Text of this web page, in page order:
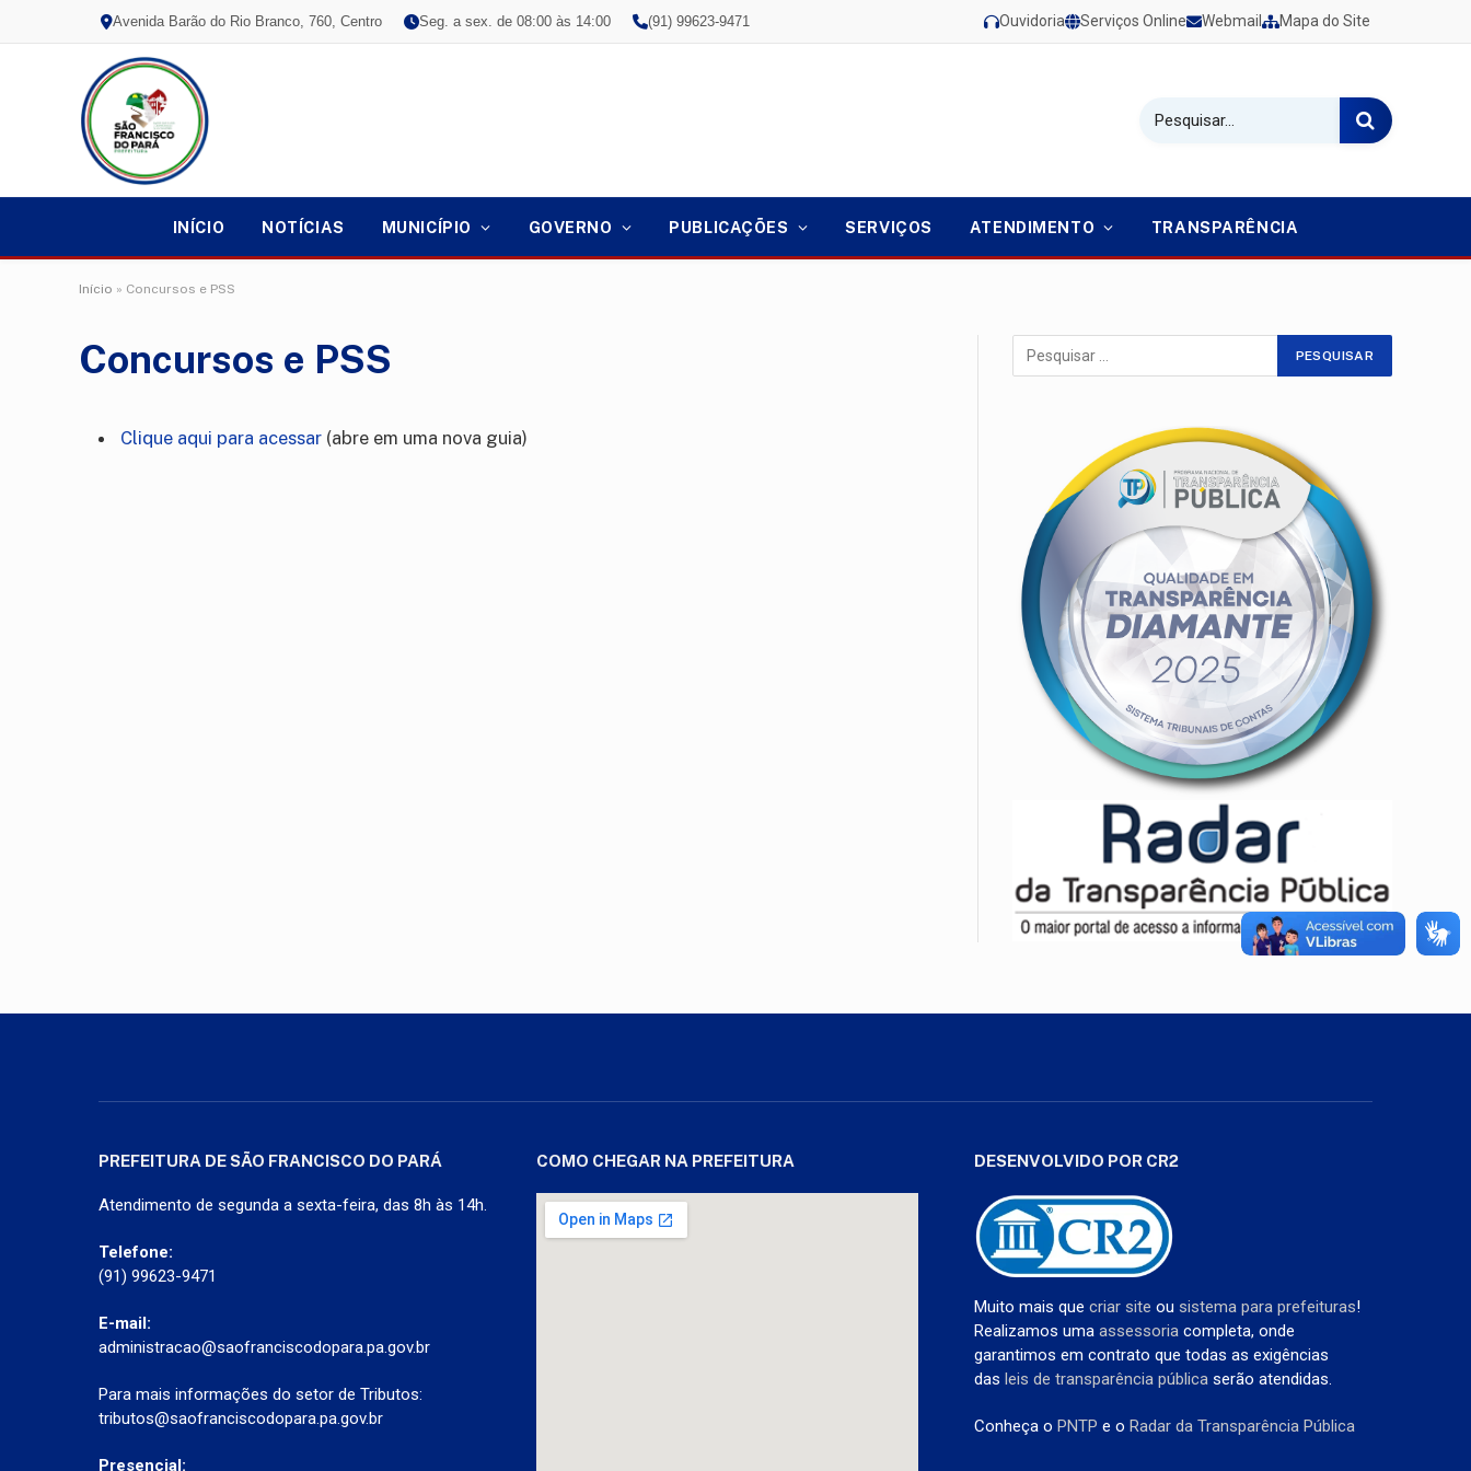
Avenida Barão do Rio Branco, 760, Centro Seg. a sex. de 08:00 às 14:00 (91) 99623-9471 Ouvidoria Serviços Online Webmail Mapa do Site
INÍCIO NOTÍCIAS MUNICÍPIO GOVERNO PUBLICAÇÕES SERVIÇOS ATENDIMENTO TRANSPARÊNCIA
Início » Concursos e PSS
Concursos e PSS
Clique aqui para acessar (abre em uma nova guia)
PREFEITURA DE SÃO FRANCISCO DO PARÁ
Atendimento de segunda a sexta-feira, das 8h às 14h.
Telefone:
(91) 99623-9471
E-mail:
administracao@saofranciscodopara.pa.gov.br
Para mais informações do setor de Tributos:
tributos@saofranciscodopara.pa.gov.br
Presencial:
COMO CHEGAR NA PREFEITURA DESENVOLVIDO POR CR2
Muito mais que criar site ou sistema para prefeituras!
Realizamos uma assessoriacompleta, onde
garantimos em contrato que todas as exigências
das leis de transparência públicaserão atendidas.
Conheça o PNTP e o Radar da Transparência Pública